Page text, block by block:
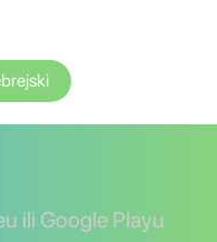
ili Google Playu